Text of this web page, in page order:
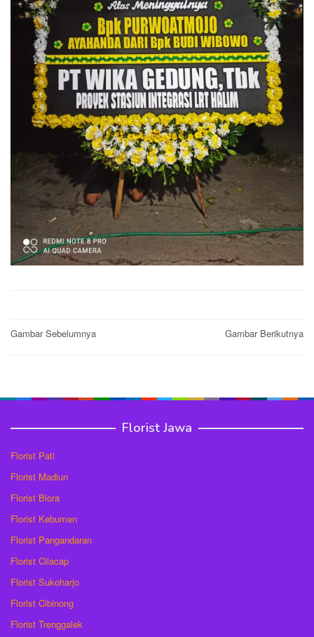
Post
Gambar Sebelumnya Gambar Berikutnya
Florist Jawa
Florist Pati
Florist Madiun
Florist Blora
Florist Kebumen
Florist Pangandaran
Florist Cilacap
Florist Sukoharjo
Florist Cibinong
Florist Trenggalek